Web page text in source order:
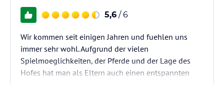
5,6 / 6
Wir kommen seit einigen Jahren und fuehlen uns
immer sehr wohl. Aufgrund der vielen
Spielmoeglichkeiten, der Pferde und der Lage des
Hofes hat man als Eltern auch einen entspannten